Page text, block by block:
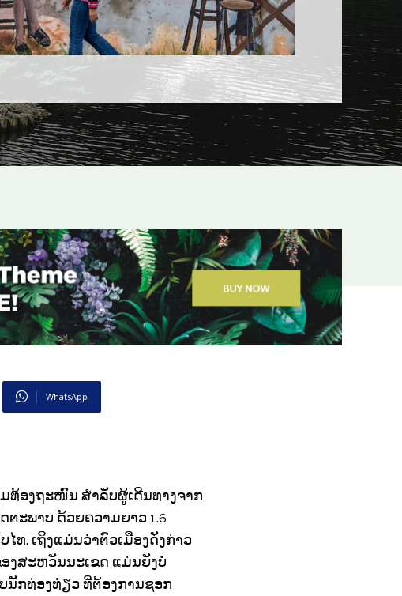
WhatsApp
ທ້ອງຖະໜົນ ສໍາລັບຜູ້ເດີນທາງຈາກ
ະພາບ ດ້ວຍຄວາມຍາວ 1.6
ທ. ເຖິງແມ່ນວ່າຕົວເມືອງດັ່ງກ່າວ
ງສະຫວັນນະເຂດ ແມ່ນຍັງບໍ່
ນັກທ່ອງທ່ຽວ ທີ່ຕ້ອງການຊອກ